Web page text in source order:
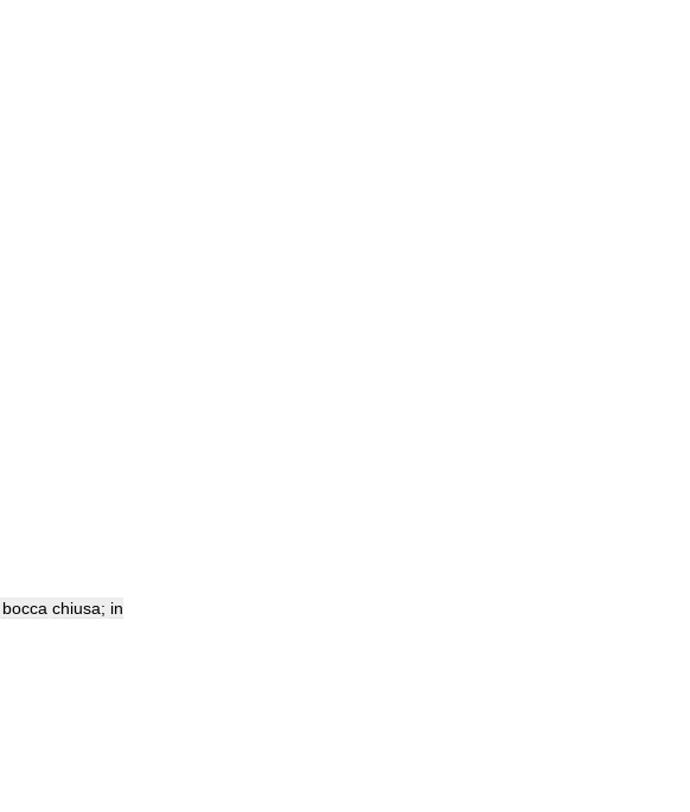
bocca chiusa; in